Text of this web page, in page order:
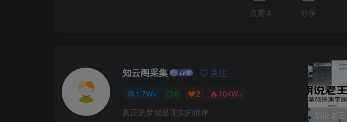
点赞4 分享
知云阁采集 关注
1.7W+ 0 2 104W+
真正的梦就是现实的彼岸